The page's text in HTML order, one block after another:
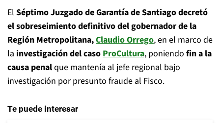
El Séptimo Juzgado de Garantía de Santiagodecretó
el sobreseimiento definitivo del gobernador de la
Región Metropolitana,Claudio Orrego, en el marco de
la investigación del casoProCultura, poniendo fin a la
causa penalque mantenía al jefe regional bajo
investigación por presunto fraude al Fisco.
Te puede interesar